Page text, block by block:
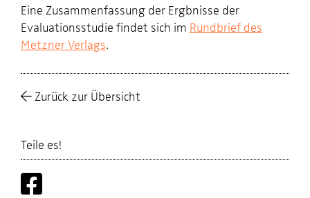
Eine Zusammenfassung der Ergbnisse der
Evaluationsstudie findet sich im Rundbrief des
Metzner Verlags.
Zurück zur Übersicht
Teile es!